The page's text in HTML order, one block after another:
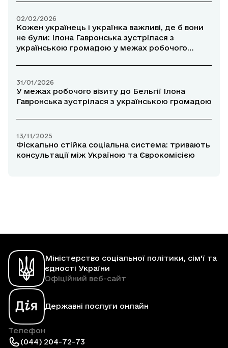
02/02/2026
Кожен українець і українка важливі, де б вони
не були: Ілона Гавронська зустрілася з
українською громадою у межах робочого
31/01/2026
У межах робочого візиту до Бельгії Ілона
Гавронська зустрілася з українською громадою
13/11/2025
Фіскально стійка соціальна система: тривають
консультації між Україною та Єврокомісією
Міністерство соціальної політики, сім'ї та
єдності України
Офіційний веб-сайт
Державні послуги онлайн
Телефон
(044) 204-72-73